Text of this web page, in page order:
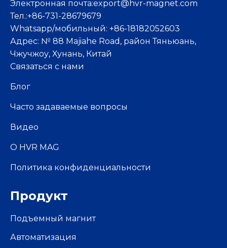
Электронная почта:export@hvr-magnet.com
Тел.:+86-731-28679679
Whatsapp/мобильный: +86-18182052603
Адрес: № 88 Majiahe Road, район Тяньюань,
Чжучжоу, Хунань, Китай
Связаться с нами
Блог
Часто задаваемые вопросы
Видео
О HVR MAG
Политика конфиденциальности
Продукт
Подъемный магнит
Автоматизация